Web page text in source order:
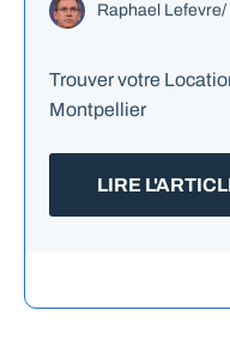
Raphael Lefevre/
Trouver votre
Montpellier
LIRE